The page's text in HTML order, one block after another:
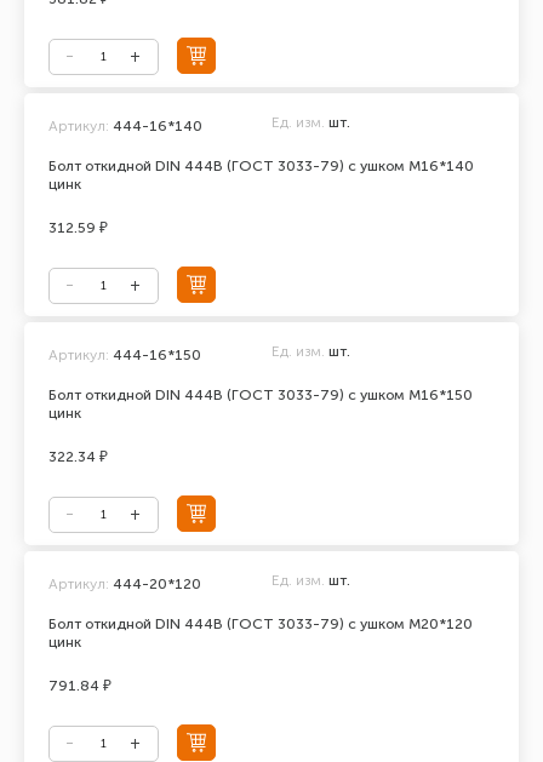
Болт откидной DIN 444В (ГОСТ 3033-79) с ушком М16*140
цинк
Артикул: 444-16*140 Ед. изм. шт.
312.59 ₽
Болт откидной DIN 444В (ГОСТ 3033-79) с ушком М16*150
цинк
Артикул: 444-16*150 Ед. изм. шт.
322.34 ₽
Болт откидной DIN 444В (ГОСТ 3033-79) с ушком М20*120
цинк
Артикул: 444-20*120 Ед. изм. шт.
791.84 ₽